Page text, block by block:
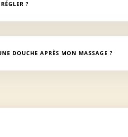
?
DOUCHE APRÈS MON MASSAGE ?